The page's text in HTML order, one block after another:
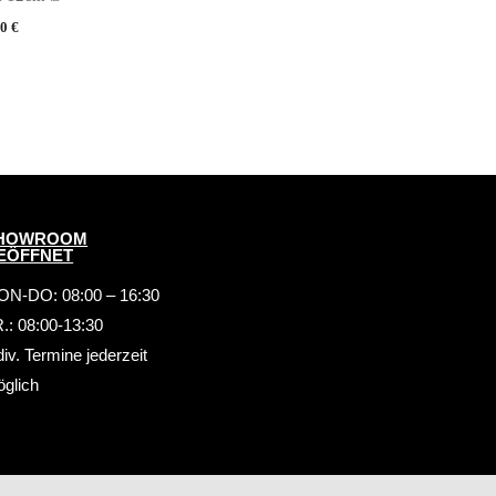
€
DO: 08:00 – 16:30
08:00-13:30
Termine jederzeit